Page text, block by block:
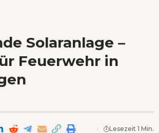
Solaranlage –
Feuerwehr in
Lesezeit 1 Min.